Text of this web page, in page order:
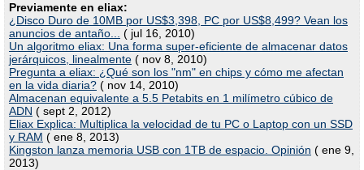
Previamente en eliax:
¿Disco Duro de 10MB por US$3,398, PC por US$8,499? Vean los
anuncios de antaño...
( jul 16, 2010)
Un algoritmo eliax: Una forma super-eficiente de almacenar datos
jerárquicos, linealmente ( nov 8, 2010)
Pregunta a eliax: ¿Qué son los "nm" en chips y cómo me afectan
en la vida diaria? ( nov 14, 2010)
Almacenan equivalente a 5.5 Petabits en 1 milímetro cúbico de
ADN ( sept 2, 2012)
Eliax Explica: Multiplica la velocidad de tu PC o Laptop con un SSD
y RAM ( ene 8, 2013)
Kingston lanza memoria USB con 1TB de espacio. Opinión ( ene 9,
2013)